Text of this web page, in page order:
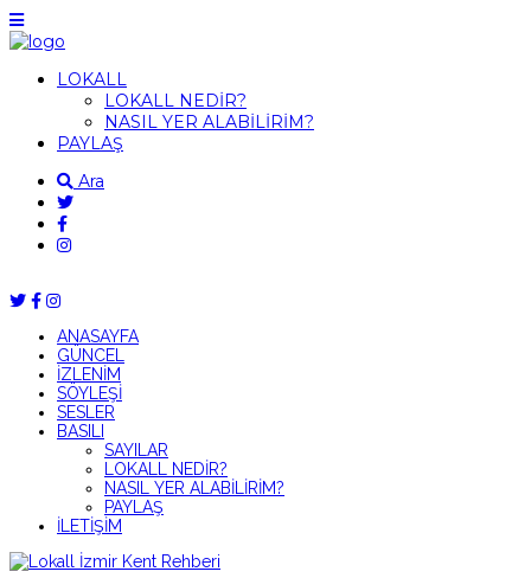
LOKALL
LOKALL NEDİR?
NASIL YER ALABİLİRİM?
PAYLAŞ
Ara
ANASAYFA
GÜNCEL
İZLENİM
SÖYLEŞİ
SESLER
BASILI
SAYILAR
LOKALL NEDİR?
NASIL YER ALABİLİRİM?
PAYLAŞ
İLETİŞİM